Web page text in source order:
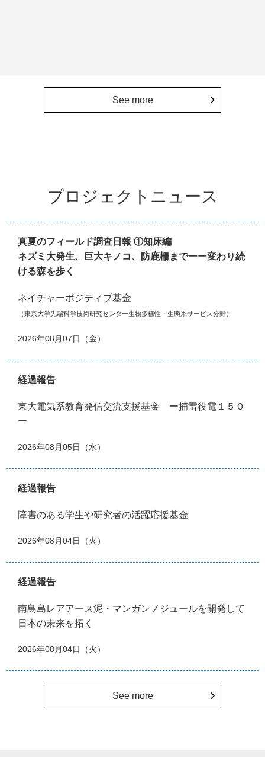
See more
プロジェクトニュース
真夏のフィールド調査日報 ①知床編
ネズミ大発生、巨大キノコ、防鹿柵までーー変わり続
ける森を歩く
ネイチャーポジティブ基金
（東京大学先端科学技術研究センター生物多様性・生態系サービス分野）
2026年08月07日（金）
経過報告
東大電気系教育発信交流支援基金 ー捕雷役電１５０
ー
2026年08月05日（水）
経過報告
障害のある学生や研究者の活躍応援基金
2026年08月04日（火）
経過報告
南鳥島レアアース泥・マンガンノジュールを開発して
日本の未来を拓く
2026年08月04日（火）
See more